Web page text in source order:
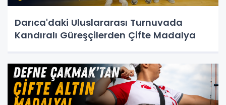
Darıca'daki Uluslararası Turnuvada
Kandıralı Güreşçilerden Çifte Madalya